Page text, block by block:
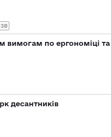
вимогам по ергономіці та
десантників